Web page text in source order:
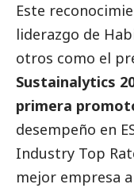
Este
liderazgo de
otros como el
Sustainalytics
primera
desempeño en
Industry Top
mejor empresa